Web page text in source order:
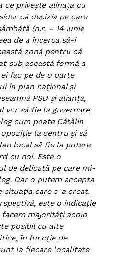
ce priveşte alinaţa cu
că decizia pe care
(n.r. – 14 iunie
de a încerca să-i
zonă pentru că
sub această formă a
fac pe de o parte
în plan naţional şi
PSD şi alianţa,
vor să fie la guvernare,
cum poate Cătălin
la centru şi să
local să fie la putere
cu noi. Este o
de delicată pe care mi-
Dar o putem accepta
situaţia care s-a creat.
este o indicaţie
facem majorităţi acolo
posibil cu alte
în funcţie de
la fiecare localitate